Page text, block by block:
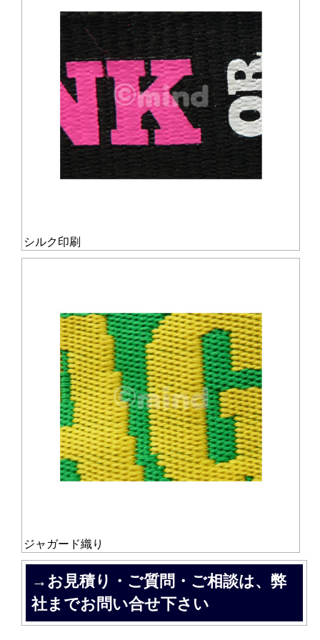
シルク印刷
ジャガード織り
→お見積り・ご質問・ご相談は、弊
社までお問い合せ下さい